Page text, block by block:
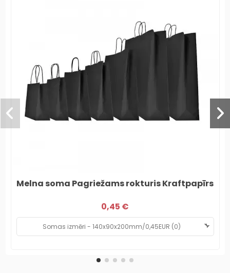
Melna soma Pagriežams rokturis Kraftpapīrs
0,45 €